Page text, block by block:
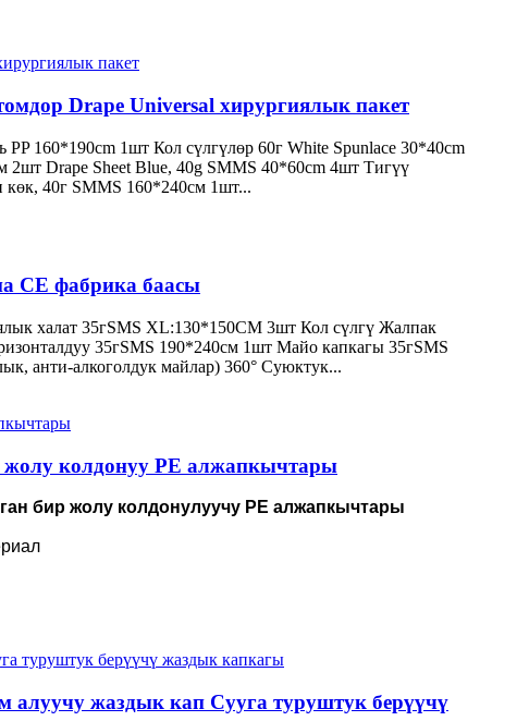
Drape Universal хирургиялык пакет
160*190cm 1шт Кол сүлгүлөр 60г White Spunlace 30*40cm
Drape Sheet Blue, 40g SMMS 40*60cm 4шт Тигүү
40г SMMS 160*240см 1шт...
CE фабрика баасы
халат 35гSMS XL:130*150CM 3шт Кол сүлгү Жалпак
35гSMS 190*240см 1шт Майо капкагы 35гSMS
анти-алкоголдук майлар) 360° Суюктук...
колдонуу PE алжапкычтары
бир жолу колдонулуучу PE алжапкычтары
жаздык кап Сууга туруштук берүүчү